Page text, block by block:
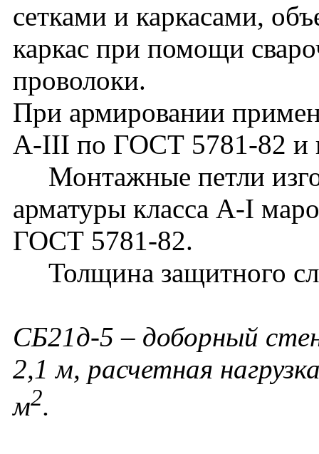
сетками и каркасами,
каркас при помощи
проволоки.
При армировании
А-III по ГОСТ 5781-82 и
Монтажные петли
арматуры класса А-I
ГОСТ 5781-82.
Толщина защитного
СБ21д-5 – доборный
2,1 м, расчетная
м2.